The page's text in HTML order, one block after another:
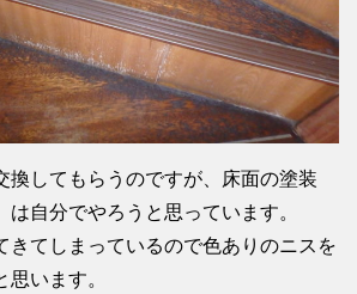
換してもらうのですが、床面の塗装
は自分でやろうと思っています。
きてしまっているので色ありのニスを
います。